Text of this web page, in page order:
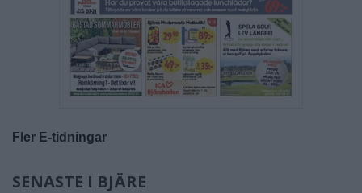
Fler E-tidningar
SENASTE I BJÄRE